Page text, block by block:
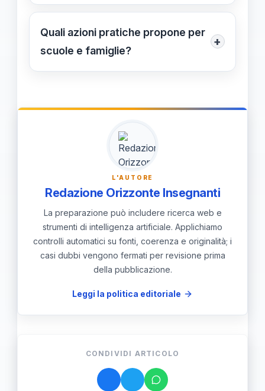
trasporto; richiama anche la logica
Blood on Board durante il volo.
Ringrazia gli anonimi donatori AVIS e
cita i collaboratori: Francesco
Daminelli, Giuseppe Calvo, Valentina
donare sangue con lo slogan "Una
goccia di sangue può salvare una
Quali azioni pratiche propone per
scuole e famiglie?
+
Intercettare segnali precoci e
canali interni e coinvolgere la
famiglia; gestire i social con percorsi
educativi; in emergenza chiamare
subito il 112 e, dopo, fornire supporto
psicologico e informazione alla
classe.
L'AUTORE
Redazione Orizzonte Insegnanti
La preparazione può includere ricerca web e
strumenti di intelligenza artificiale. Applichiamo
controlli automatici su fonti, coerenza e originalità; i
casi dubbi vengono fermati per revisione prima
della pubblicazione.
Leggi la politica editoriale
CONDIVIDI ARTICOLO